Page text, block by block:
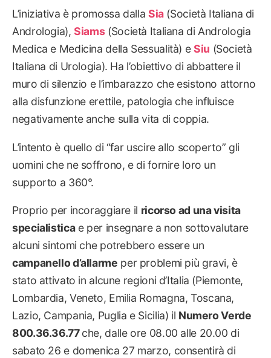
L’iniziativa è promossa dalla Sia(Società Italiana di
Andrologia),Siams(Società Italiana di Andrologia
Medica e Medicina della Sessualità) eSiu (Società
Italiana di Urologia). Ha l’obiettivo di abbattere il
muro di silenzio e l’imbarazzo che esistono attorno
alla disfunzione erettile, patologia che influisce
negativamente anche sulla vita di coppia.
L’intento è quello di “far uscire allo scoperto” gli
uomini che ne soffrono, e di fornire loro un
supporto a 360°.
Proprio per incoraggiare il ricorso ad una visita
specialisticae per insegnare a non sottovalutare
alcuni sintomi che potrebbero essere un
campanello d’allarme per problemi più gravi, è
stato attivato in alcune regioni d’Italia (Piemonte,
Lombardia, Veneto, Emilia Romagna, Toscana,
Lazio, Campania, Puglia e Sicilia) il Numero Verde
800.36.36.77che, dalle ore 08.00 alle 20.00 di
sabato 26 e domenica 27 marzo, consentirà di